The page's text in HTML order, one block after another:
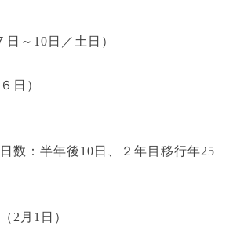
日～10日／土日）
日）
数：半年後10日、２年目移行年25
2月1日）